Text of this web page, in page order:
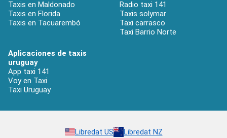
Taxis en Maldonado
Taxis en Florida
Taxis en Tacuarembó
Radio taxi 141
Taxis solymar
Taxi carrasco
Taxi Barrio Norte
Aplicaciones de taxis
uruguay
App taxi 141
Voy en Taxi
Taxi Uruguay
Libredat US Libredat NZ